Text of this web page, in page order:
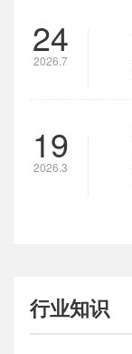
24
2026.7
19
2026.3
行业知识